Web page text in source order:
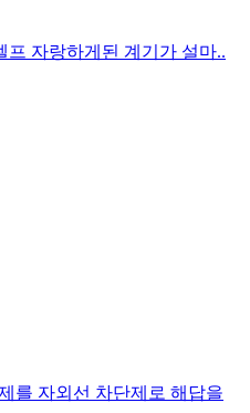
프 자랑하게된 계기가 설마..
를 자외선 차단제로 해답을